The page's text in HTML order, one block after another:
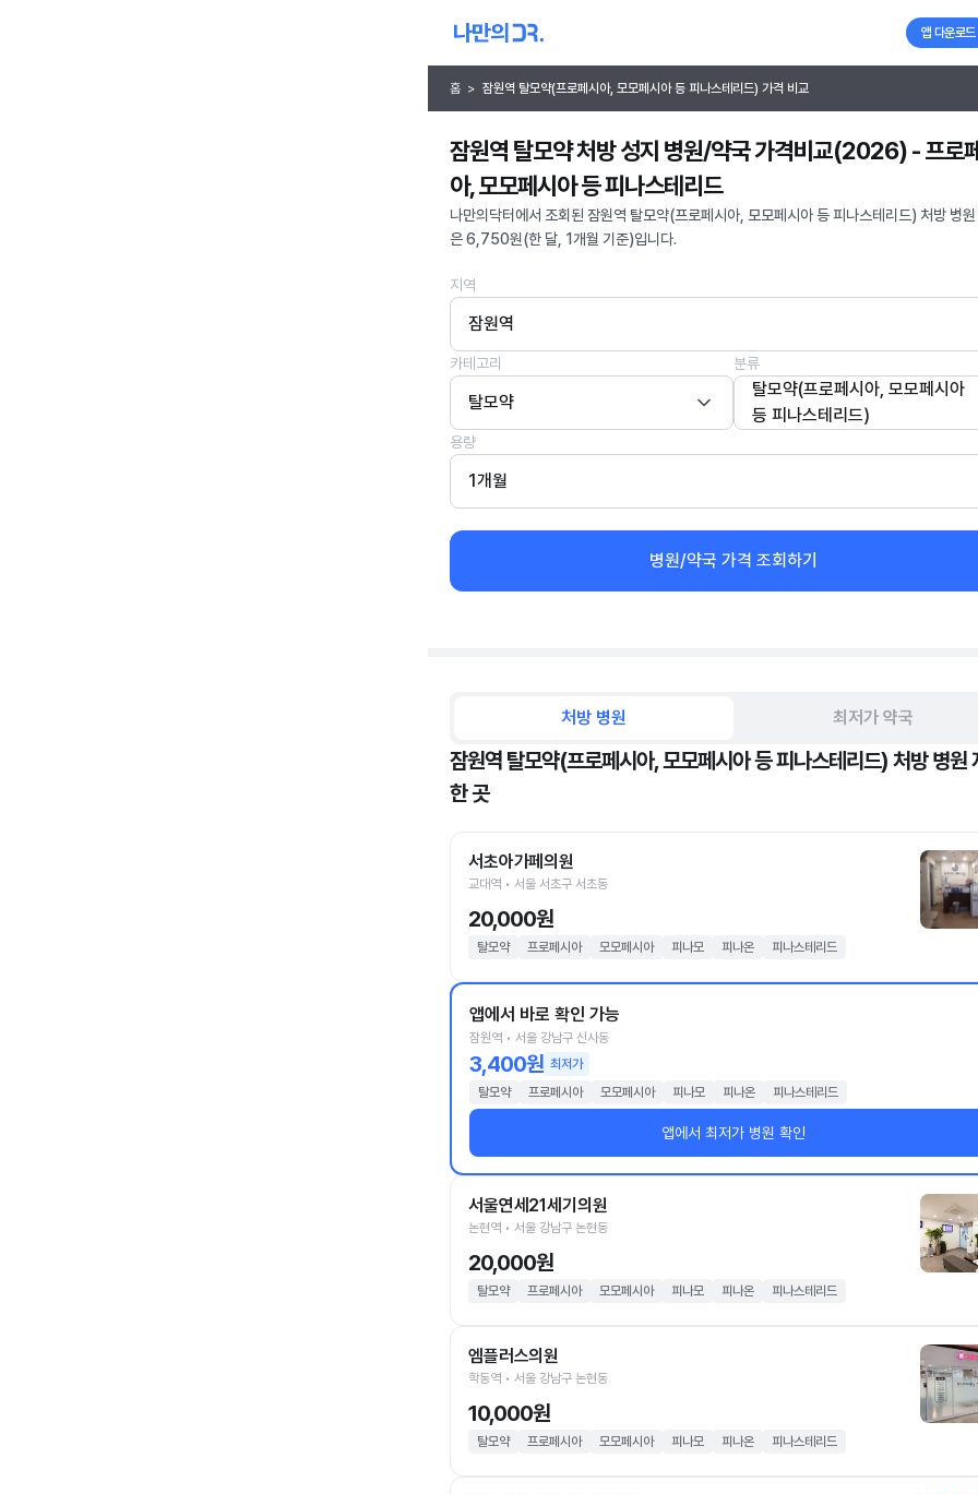
앱 다운로드
홈 > 잠원역 탈모약(프로페시아, 모모페시아 등 피나스테리드) 가격 비교
잠원역 탈모약 처방 성지 병원/약국 가격비교(2026) - 프로
아, 모모페시아 등 피나스테리드
나만의닥터에서 조회된 잠원역 탈모약(프로페시아, 모모페시아 등 피나스테리드) 처방 병
은 6,750원(한 달, 1개월 기준)입니다.
지역
잠원역
카테고리
탈모약
분류
탈모약(프로페시아, 모모페시아
등 피나스테리드)
용량
1개월
병원/약국 가격 조회하기
처방 병원 최저가 약국
잠원역 탈모약(프로페시아, 모모페시아 등 피나스테리드) 처방 병원
한 곳
서초아가페의원
교대역 • 서울 서초구 서초동
20,000원
탈모약 프로페시아 모모페시아 피나모 피나온 피나스테리드
앱에서 바로 확인 가능
잠원역 • 서울 강남구 신사동
3,400원 최저가
탈모약
프로페시아 모모페시아 피나모 피나온 피나스테리드
앱에서 최저가 병원 확인
서울연세21세기의원
논현역 • 서울 강남구 논현동
20,000원
탈모약 프로페시아 모모페시아 피나모 피나온 피나스테리드
엠플러스의원
학동역 • 서울 강남구 논현동
10,000원
탈모약 프로페시아 모모페시아 피나모 피나온 피나스테리드